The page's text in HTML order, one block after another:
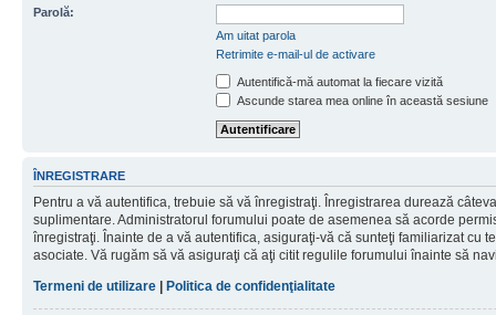
Parolă:
Am uitat parola
Retrimite e-mail-ul de activare
Autentifică-mă automat la fiecare vizită
Ascunde starea mea online în această sesiune
ÎNREGISTRARE
Pentru a vă autentifica, trebuie să vă înregistraţi. Înregistrarea durează
suplimentare. Administratorul forumului poate de asemenea să acorde
înregistraţi. Înainte de a vă autentifica, asiguraţi-vă că sunteţi familiarizat cu
asociate. Vă rugăm să vă asiguraţi că aţi citit regulile forumului înainte să
Termeni de utilizare | Politica de confidenţialitate